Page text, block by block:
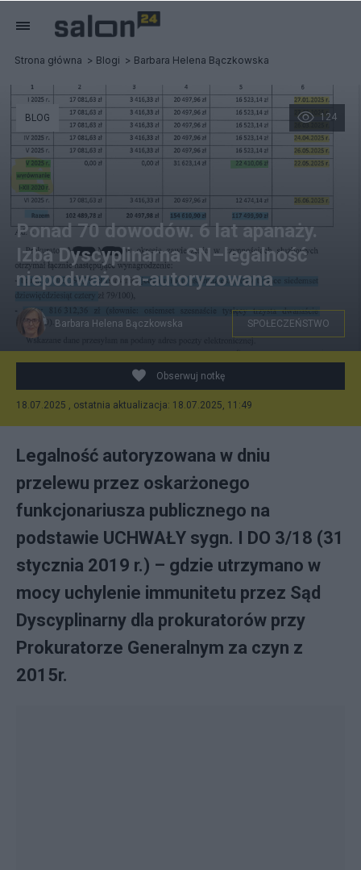
Strona główna Blogi Barbara Helena Bączkowska
124
BLOG
Ponad 70 dowodów. 6 lat apanaży.
Izba Dyscyplinarna SN–legalność
niepodważona-autoryzowana
Barbara Helena Bączkowska SPOŁECZEŃSTWO
Obserwuj notkę
18.07.2025 , ostatnia aktualizacja: 18.07.2025, 11:49
Legalność autoryzowana w dniu
przelewu przez oskarżonego
funkcjonariusza publicznego na
podstawie UCHWAŁY sygn. I DO 3/18 (31
stycznia 2019 r.) – gdzie utrzymano w
mocy uchylenie immunitetu przez Sąd
Dyscyplinarny dla prokuratorów przy
Prokuratorze Generalnym za czyn z
2015r.